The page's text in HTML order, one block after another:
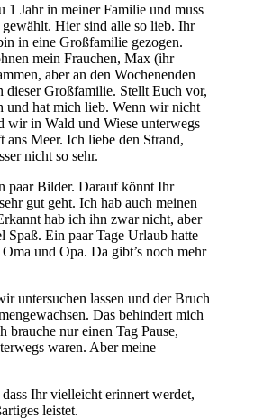
1 Jahr in meiner Familie und muss
gewählt. Hier sind alle so lieb. Ihr
in eine Großfamilie gezogen.
mein Frauchen, Max (ihr
aber an den Wochenenden
dieser Großfamilie. Stellt Euch vor,
und hat mich lieb. Wenn wir nicht
wir in Wald und Wiese unterwegs
ans Meer. Ich liebe den Strand,
nicht so sehr.
paar Bilder. Darauf könnt Ihr
gut geht. Ich hab auch meinen
hab ich ihn zwar nicht, aber
Spaß. Ein paar Tage Urlaub hatte
und Opa. Da gibt’s noch mehr
untersuchen lassen und der Bruch
Das behindert mich
brauche nur einen Tag Pause,
waren. Aber meine
Ihr vielleicht erinnert werdet,
leistet.